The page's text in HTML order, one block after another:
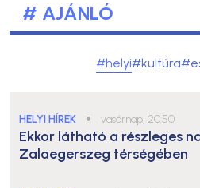
# AJÁNLÓ
#helyi#kultúra
HELYI HÍREK ● vasárnap, 20:50
Ekkor látható a részleges
Zalaegerszeg térségében